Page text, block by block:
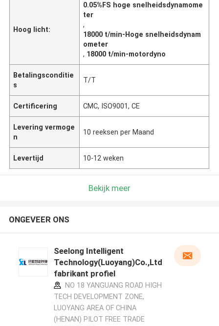
Hoog licht:
0.05%FS hoge snelheidsdynamome
ter
,
18000 t/min-Hoge snelheidsdynam
ometer
, 18000 t/min-motordyno
Betalingsconditie
s
T/T
Certificering CMC, ISO9001, CE
Levering vermoge
n
10 reeksen per Maand
Levertijd 10-12 weken
Bekijk meer
ONGEVEER ONS
Seelong Intelligent
Technology(Luoyang)Co.,Ltd
fabrikant profiel
NO 18 YANGUANG ROAD HIGH
TECH DEVELOPMENT ZONE,
LUOYANG AREA OF CHINA
(HENAN) PILOT FREE TRADE